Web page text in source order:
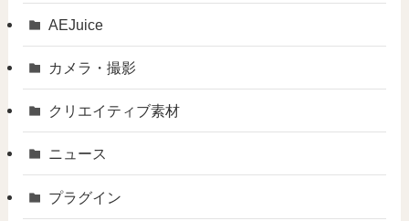
AEJuice
カメラ・撮影
クリエイティブ素材
ニュース
プラグイン